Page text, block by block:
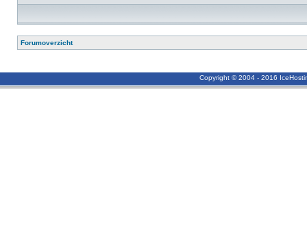
Forumoverzicht
Copyright © 2004 - 2016